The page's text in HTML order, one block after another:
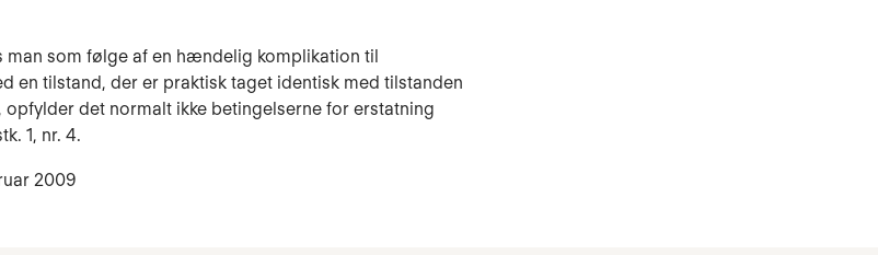
man som følge af en hændelig komplikation til
en tilstand, der er praktisk taget identisk med tilstanden
det normalt ikke betingelserne for erstatning
1, nr. 4.
2009